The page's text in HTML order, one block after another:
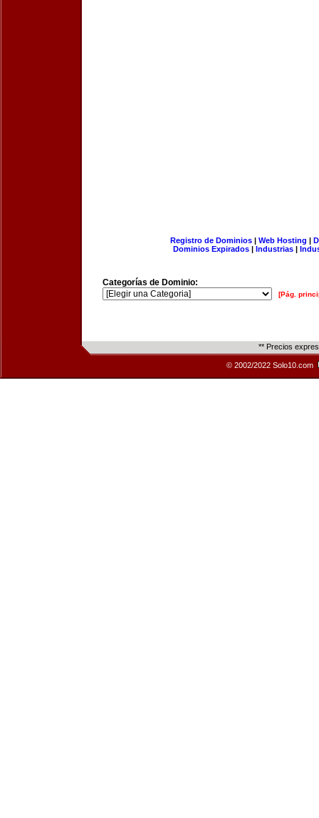
Registro de Dominios| Web Hosting |
Dominios Expirados | Industrias |
Categorías de Dominio:
[Pág.
** Precios
© 2002/2022 Solo10.com